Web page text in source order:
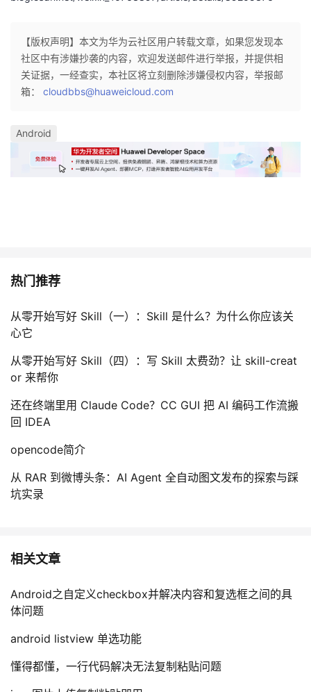
动
关
注
的
开
的
课
程
我
的
认
我
的
验
我
收
藏
我
的
我
技
术
支
持
的
云
声
建
议
【版权声明】本文为华为云社区用户转载文章，如果您发现本
社区中有涉嫌抄袭的内容，欢迎发送邮件进行举报，并提供相
关证据，一经查实，本社区将立刻删除涉嫌侵权内容，举报邮
箱： cloudbbs@huaweicloud.com
Android
热门推荐
从零开始写好 Skill（一）：Skill 是什么？为什么你应该关
心它
从零开始写好 Skill（四）：写 Skill 太费劲？让 skill-creat
or 来帮你
还在终端里用 Claude Code？CC GUI 把 AI 编码工作流搬
回 IDEA
opencode简介
从 RAR 到微博头条：AI Agent 全自动图文发布的探索与踩
坑实录
相关文章
Android之自定义checkbox并解决内容和复选框之间的具
体问题
android listview 单选功能
懂得都懂，一行代码解决无法复制粘贴问题